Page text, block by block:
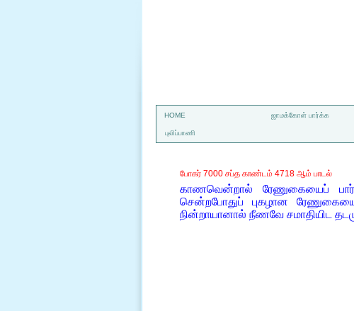
HOME ஜாமக்கோள் பார்க்க
புலிப்பாணி
போகர் 7000 சப்த காண்டம் 4718 ஆம் பாடல்
காணவென்றால் ரேணுகையைப்
சென்றபோதுப் புகழான
நின்றாயானால் நீணவே சமாதியிட